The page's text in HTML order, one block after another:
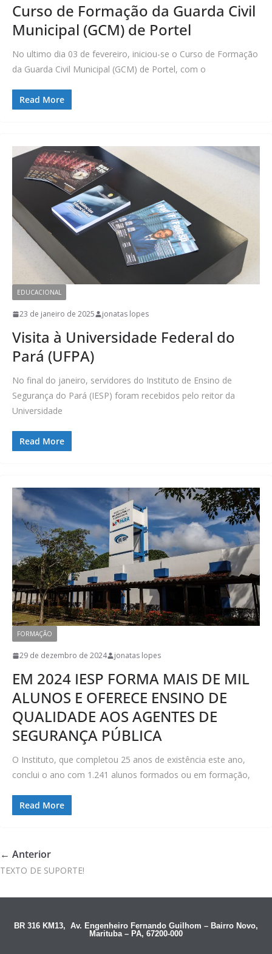
Curso de Formação da Guarda Civil
Municipal (GCM) de Portel
No ultimo dia 03 de fevereiro, iniciou-se o Curso de Formação
da Guarda Civil Municipal (GCM) de Portel, com o
Read More
EDUCACIONAL
23 de janeiro de 2025 jonatas lopes
Visita à Universidade Federal do
Pará (UFPA)
No final do janeiro, servidores do Instituto de Ensino de
Segurança do Pará (IESP) foram recebidos pelo reitor da
Universidade
Read More
FORMAÇÃO
29 de dezembro de 2024 jonatas lopes
EM 2024 IESP FORMA MAIS DE MIL
ALUNOS E OFERECE ENSINO DE
QUALIDADE AOS AGENTES DE
SEGURANÇA PÚBLICA
O Instituto, que completou 25 anos de existência este ano,
conclui o ano com 1.241 alunos formados ou em formação,
Read More
← Anterior
TEXTO DE SUPORTE!
BR 316 KM13, Av. Engenheiro Fernando Guilhom – Bairro Novo,
Marituba – PA, 67200-000